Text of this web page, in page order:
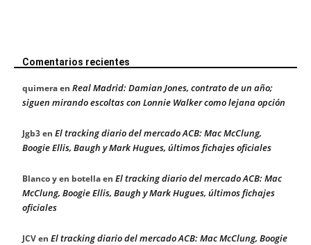
Comentarios recientes
quimeraen Real Madrid: Damian Jones, contrato de un año;
siguen mirando escoltas con Lonnie Walker como lejana opción
Jgb3en El tracking diario del mercado ACB: Mac McClung,
Boogie Ellis, Baugh y Mark Hugues, últimos fichajes oficiales
Blanco y en botellaen El tracking diario del mercado ACB: Mac
McClung, Boogie Ellis, Baugh y Mark Hugues, últimos fichajes
oficiales
JCVen El tracking diario del mercado ACB: Mac McClung, Boogie